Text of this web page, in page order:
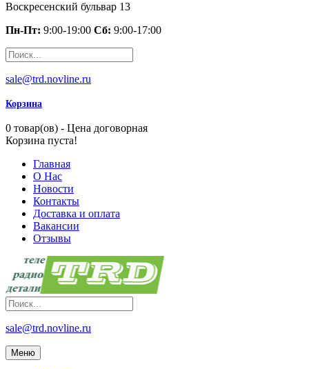
Воскресенский бульвар 13
Пн-Пт: 9:00-19:00 Сб: 9:00-17:00
sale@trd.novline.ru
Корзина
0 товар(ов) - Цена договорная
Корзина пуста!
Главная
О Нас
Новости
Контакты
Доставка и оплата
Вакансии
Отзывы
sale@trd.novline.ru
Меню